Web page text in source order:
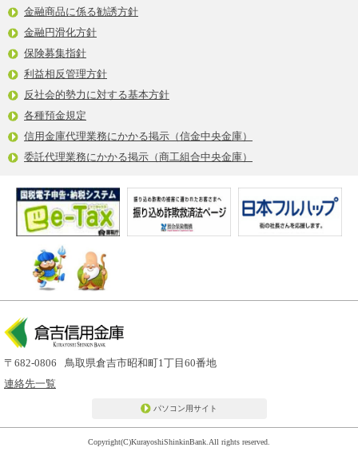
金融商品に係る勧誘方針
金融円滑化方針
保険募集指針
利益相反管理方針
反社会的勢力に対する基本方針
各種預金規定
信用金庫代理業務にかかる掲示（信金中央金庫）
委託代理業務にかかる掲示（商工組合中央金庫）
〒682-0806
鳥取県倉吉市昭和町1丁目60番地
連絡先一覧
パソコン用サイト
Copyright(C)KurayoshiShinkinBank.All rights reserved.